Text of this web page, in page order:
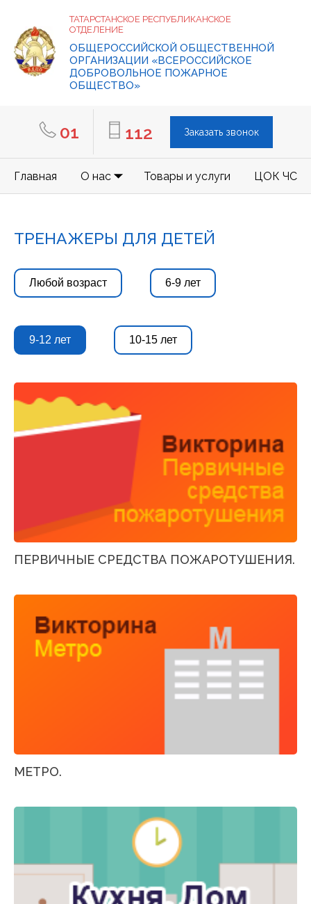
ТАТАРСТАНСКОЕ РЕСПУБЛИКАНСКОЕ
ОТДЕЛЕНИЕ
ОБЩЕРОССИЙСКОЙ ОБЩЕСТВЕННОЙ
ОРГАНИЗАЦИИ «ВСЕРОССИЙСКОЕ
ДОБРОВОЛЬНОЕ ПОЖАРНОЕ
ОБЩЕСТВО»
01 112 Заказать звонок
Главная О нас Товары и услуги ЦОК ЧС
ТРЕНАЖЕРЫ ДЛЯ ДЕТЕЙ
Любой возраст 6-9 лет
9-12 лет 10-15 лет
ПЕРВИЧНЫЕ СРЕДСТВА ПОЖАРОТУШЕНИЯ.
МЕТРО.